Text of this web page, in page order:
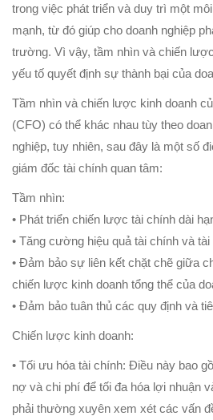
trong việc phát triển và duy trì một
mạnh, từ đó giúp cho doanh nghiệp
trường. Vì vậy, tầm nhìn và chiến
yếu tố quyết định sự thành bại của
Tầm nhìn và chiến lược kinh doanh
(CFO) có thể khác nhau tùy theo
nghiệp, tuy nhiên, sau đây là một số
giám đốc tài chính quan tâm:
Tầm nhìn:
• Phát triển chiến lược tài chính dài
• Tăng cường hiệu quả tài chính và
• Đảm bảo sự liên kết chặt chẽ giữa
chiến lược kinh doanh tổng thể của
• Đảm bảo tuân thủ các quy định và
Chiến lược kinh doanh:
• Tối ưu hóa tài chính: Điều này bao
nợ và chi phí để tối đa hóa lợi nhuận
phải thường xuyên xem xét các vấn